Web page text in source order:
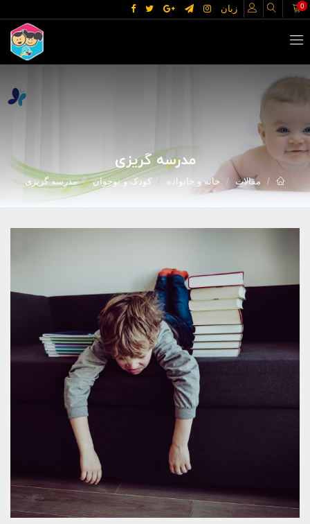
زبان 0
مدرسه گریزی
مقالات خانه و خانواده کودک و نوجوان مدرسه گریزی